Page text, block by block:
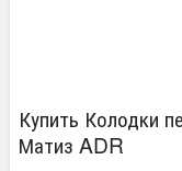
Купить Колодки
Матиз ADR